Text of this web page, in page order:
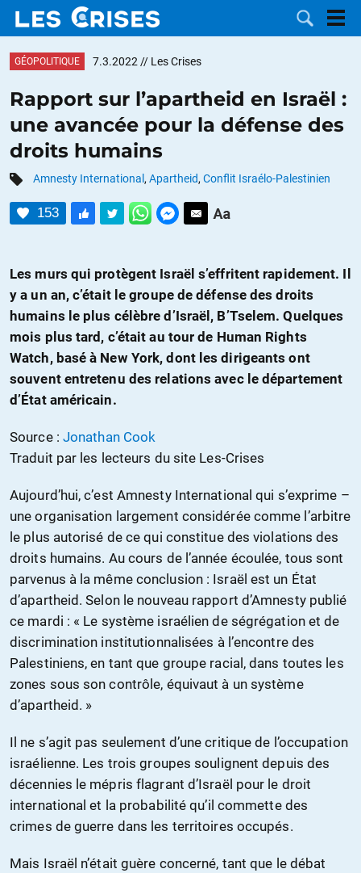
DOSSIERS
CATÉGORIES
MOTS CLÉS
CONTACTER
FAIRE UN
DON
GÉOPOLITIQUE 7.3.2022 // Les Crises
Rapport sur l’apartheid en Israël :
une avancée pour la défense des
droits humains
Amnesty International , Apartheid, Conflit Israélo-Palestinien
153
Les murs qui protègent Israël s’effritent rapidement. Il
y a un an, c’était le groupe de défense des droits
humains le plus célèbre d’Israël, B’Tselem. Quelques
mois plus tard, c’était au tour de Human Rights
Watch, basé à New York, dont les dirigeants ont
souvent entretenu des relations avec le département
d’État américain.
Source : Jonathan Cook
Traduit par les lecteurs du site Les-Crises
Aujourd’hui, c’est Amnesty International qui s’exprime –
une organisation largement considérée comme l’arbitre
le plus autorisé de ce qui constitue des violations des
droits humains. Au cours de l’année écoulée, tous sont
parvenus à la même conclusion : Israël est un État
d’apartheid. Selon le nouveau rapport d’Amnesty publié
ce mardi : « Le système israélien de ségrégation et de
discrimination institutionnalisées à l’encontre des
Palestiniens, en tant que groupe racial, dans toutes les
zones sous son contrôle, équivaut à un système
d’apartheid. »
Il ne s’agit pas seulement d’une critique de l’occupation
israélienne. Les trois groupes soulignent depuis des
décennies le mépris flagrant d’Israël pour le droit
international et la probabilité qu’il commette des
crimes de guerre dans les territoires occupés.
Mais Israël n’était guère concerné, tant que le débat